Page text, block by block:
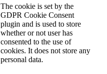
The cookie is set by the
GDPR Cookie Consent
plugin and is used to store
whether or not user has
consented to the use of
cookies. It does not store any
personal data.